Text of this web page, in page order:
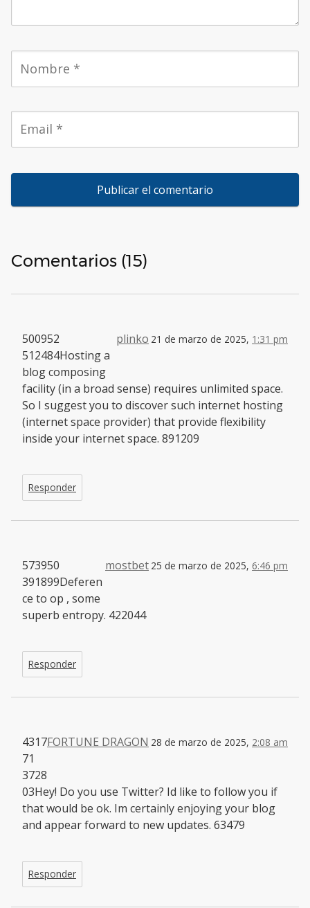
Comentarios (15)
plinko 21 de marzo de 2025, 1:31 pm
500952
512484Hosting a
blog composing
facility (in a broad sense) requires unlimited space.
So I suggest you to discover such internet hosting
(internet space provider) that provide flexibility
inside your internet space. 891209
Responder
mostbet 25 de marzo de 2025, 6:46 pm
573950
391899Deferen
ce to op , some
superb entropy. 422044
Responder
FORTUNE DRAGON 28 de marzo de 2025, 2:08 am
4317
71
3728
03Hey! Do you use Twitter? Id like to follow you if
that would be ok. Im certainly enjoying your blog
and appear forward to new updates. 63479
Responder